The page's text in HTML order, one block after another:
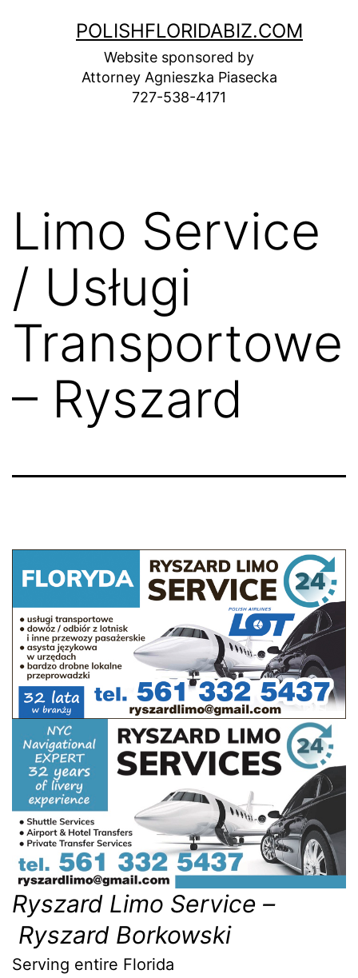
POLISHFLORIDABIZ.COM
Website sponsored by
Attorney Agnieszka Piasecka
727-538-4171
Limo Service
/ Usługi
Transportowe
– Ryszard
Ryszard Limo Service –
Ryszard Borkowski
Serving entire Florida